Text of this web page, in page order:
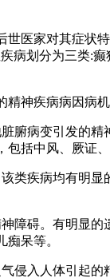
家对其症状特
病划分为三类:
神疾病病因病机
病变引发的精
括中风、厥证
疾病均有明显
碍。有明显的
呆等。
入人体引起的